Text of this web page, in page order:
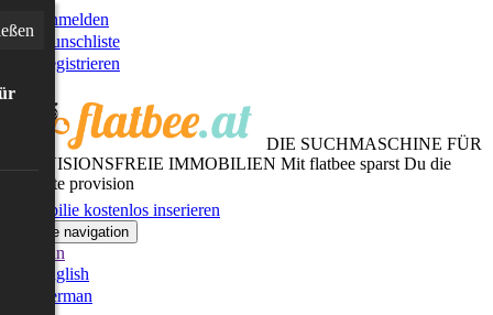
Anmelden
Wunschliste
Registrieren
DIE SUCHMASCHINE FÜR
PROVISIONSFREIE IMMOBILIEN Mit flatbee sparst Du die
gesamte provision
Immobilie kostenlos inserieren
Toggle navigation
German
English
German